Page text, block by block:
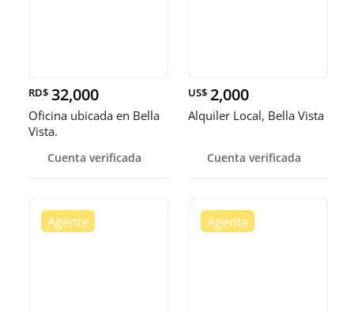
RD$ 32,000
Oficina ubicada en Bella
Vista.
Cuenta verificada
US$ 2,000
Alquiler Local, Bella Vista
Cuenta verificada